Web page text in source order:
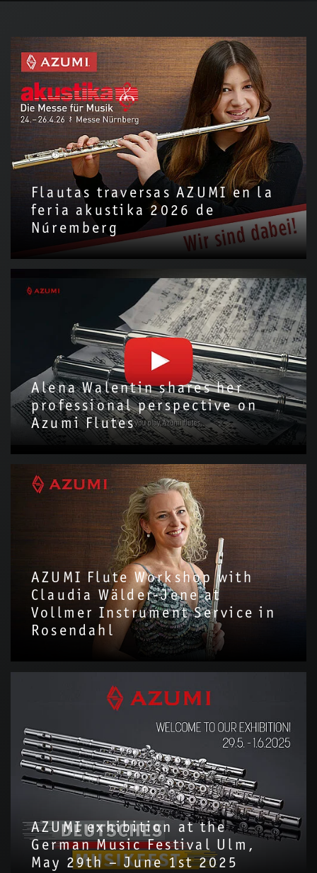
Flautas traversas AZUMI en la
feria akustika 2026 de
Núremberg
Alena Walentin shares her
professional perspective on
Azumi Flutes
We are delighted to have invited Alena Walentin to introduce
the Azumi Flute with us!Through this video, we hope to share
more about the story and…
AZUMI Flute Workshop with
Claudia Wälder-Jene at
Vollmer Instrument Service in
Rosendahl
AZUMI exhibition at the
German Music Festival Ulm,
May 29th – June 1st 2025